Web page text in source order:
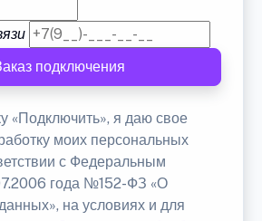
подключения
«Подключить», я даю свое
моих персональных
с Федеральным
года №152-ФЗ «О
на условиях и для